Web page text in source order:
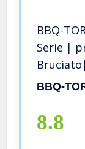
BBQ-
Serie |
Pentola
ghisa
Piedini)
BBQ-
8.8